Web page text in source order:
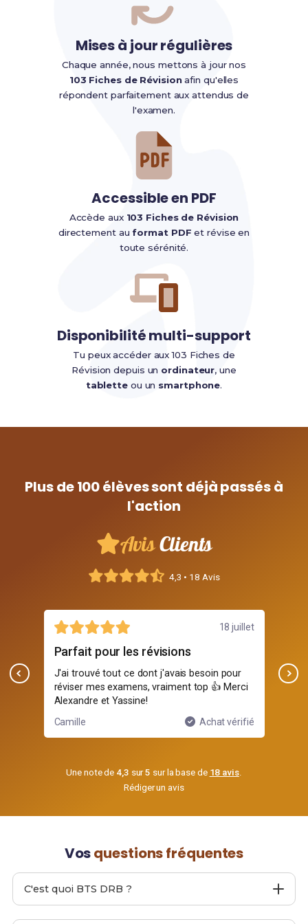
Mises à jour régulières
Chaque année, nous mettons à jour nos
103 Fiches de Révisionafin qu'elles
répondent parfaitement aux attendus de
l'examen.
Accessible en PDF
Accède aux 103 Fiches de Révision
directement auformat PDF et révise en
toute sérénité.
Disponibilité multi-support
Tu peux accéder aux 103 Fiches de
Révision depuis un ordinateur, une
tabletteou un smartphone.
Plus de 100 élèves sont déjà passés à
l'action
AvisClients
4,3 • 18 Avis
18 juillet
j'avais besoin pour
vraiment top 👍 Merci
Achat vérifié
Assez général
Les fiches couvrent les bases
détails techniques, c'était un peu
Une note de 4,3 sur5 sur la base de 18 avis.
Rédiger un avis
Vosquestions fréquentes
C'est quoi BTS DRB ?
BTS DRBest un site web proposant103 Fiches de